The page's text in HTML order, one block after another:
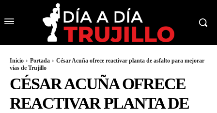
Inicio Portada
César Acuña ofrece reactivar planta de asfalto para mejorar
vías de Trujillo
CÉSAR ACUÑA OFRECE
REACTIVAR PLANTA DE